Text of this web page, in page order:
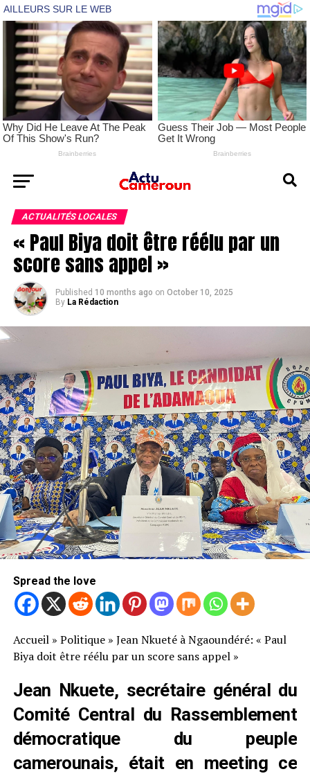
ACTUALITÉS LOCALES
« Paul Biya doit être réélu par un
score sans appel »
Published 10 months ago on October 10, 2025
By La Rédaction
Spread the love
Accueil» Politique» Jean Nkueté à Ngaoundéré: « Paul
Biya doit être réélu par un score sans appel »
Jean Nkuete, secrétaire général du
Comité Central du Rassemblement
démocratique du peuple
camerounais, était en meeting ce